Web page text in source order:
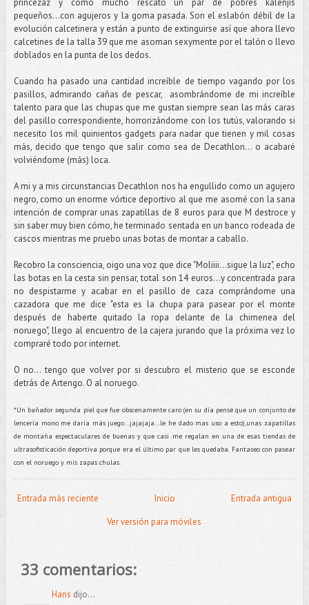
princezaz y como mucho rescato un par de pobres kalenjis
pequeños...con agujeros y la goma pasada. Son el eslabón débil de la
evolución calcetinera y están a punto de extinguirse así que ahora llevo
calcetines de la talla 39 que me asoman sexymente por el talón o llevo
doblados en la punta de los dedos.
Cuando ha pasado una cantidad increíble de tiempo vagando por los
pasillos, admirando cañas de pescar, asombrándome de mi increíble
talento para que las chupas que me gustan siempre sean las más caras
del pasillo correspondiente, horrorizándome con los tutús, valorando si
necesito los mil quinientos gadgets para nadar que tienen y mil cosas
más, decido que tengo que salir como sea de Decathlon... o acabaré
volviéndome (más) loca.
A mi y a mis circunstancias Decathlon nos ha engullido como un agujero
negro, como un enorme vórtice deportivo al que me asomé con la sana
intención de comprar unas zapatillas de 8 euros para que M destroce y
sin saber muy bien cómo, he terminado sentada en un banco rodeada de
cascos mientras me pruebo unas botas de montar a caballo.
Recobro la consciencia, oigo una voz que dice "Moliiii...sigue la luz", echo
las botas en la cesta sin pensar, total son 14 euros...y concentrada para
no despistarme y acabar en el pasillo de caza comprándome una
cazadora que me dice "esta es la chupa para pasear por el monte
después de haberte quitado la ropa delante de la chimenea del
noruego", llego al encuentro de la cajera jurando que la próxima vez lo
compraré todo por internet.
O no... tengo que volver por si descubro el misterio que se esconde
detrás de Artengo. O al noruego.
*Un bañador segunda piel que fue obscenamente caro (en su día pensé que un conjunto de
lencería mono me daría más juego...jajajaja...le he dado mas uso a esto),unas zapatillas
de montaña espectaculares de buenas y que casi me regalan en una de esas tiendas de
ultrasofisticación deportiva porque era el último par que les quedaba. Fantaseo con pasear
con el noruego y mis zapas chulas.
Entrada más reciente Entrada antigua
Inicio
Ver versión para móviles
33 comentarios:
Hans dijo...